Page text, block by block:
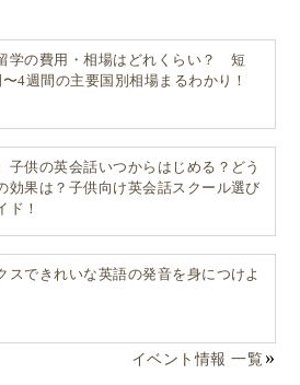
学の費用・相場はどれくらい？ 短
4週間の主要国別相場まるわかり！
子供の英会話いつからはじめる？どう
効果は？子供向け英会話スクール選び
ド！
スできれいな英語の発音を身につけよ
イベント情報 一覧